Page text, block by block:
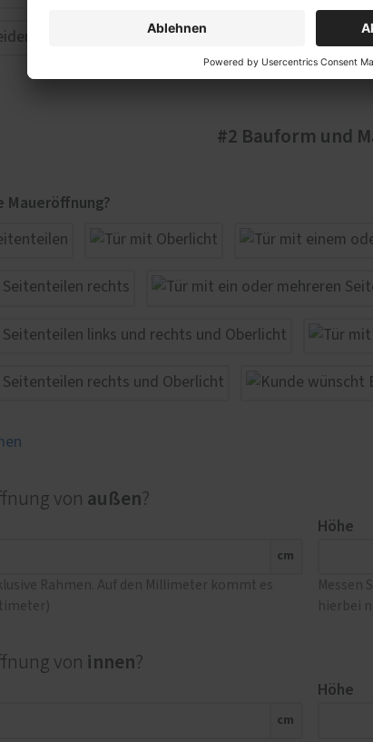
#2 Bauform und
Maueröffnung?
von außen?
cm
Rahmen. Auf den Millimeter kommt es
Höhe
hierbei
von innen?
cm
Höhe